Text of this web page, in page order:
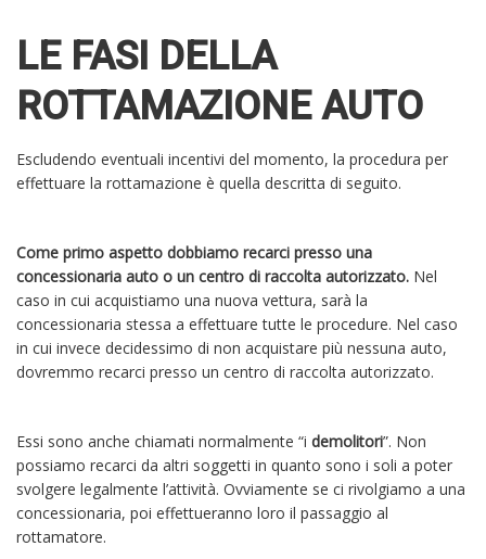
LE FASI DELLA
ROTTAMAZIONE AUTO
Escludendo eventuali incentivi del momento, la procedura per
effettuare la rottamazione è quella descritta di seguito.
Come primo aspetto dobbiamo recarci presso una
concessionaria auto o un centro di raccolta autorizzato. Nel
caso in cui acquistiamo una nuova vettura, sarà la
concessionaria stessa a effettuare tutte le procedure. Nel caso
in cui invece decidessimo di non acquistare più nessuna auto,
dovremmo recarci presso un centro di raccolta autorizzato.
Essi sono anche chiamati normalmente “i demolitori”. Non
possiamo recarci da altri soggetti in quanto sono i soli a poter
svolgere legalmente l’attività. Ovviamente se ci rivolgiamo a una
concessionaria, poi effettueranno loro il passaggio al
rottamatore.